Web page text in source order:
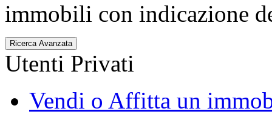
immobili con indicazione
Ricerca Avanzata
Utenti Privati
Vendi o Affitta un